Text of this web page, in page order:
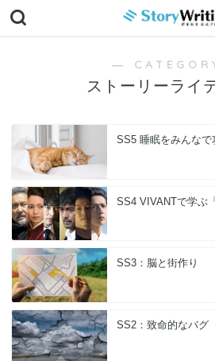
―
ストーリーライ
SS5 睡眠をみんなで
SS4 VIVANTで学ぶ
SS3：脳と街作り
SS2：致命的なバグ